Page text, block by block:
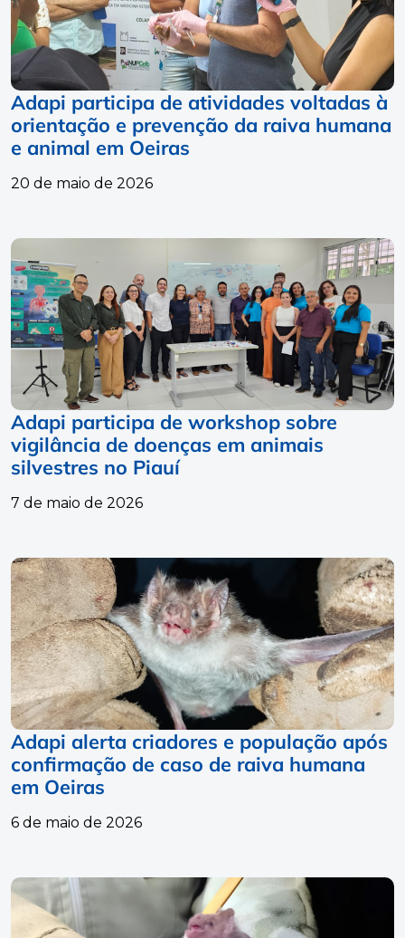
Adapi participa de atividades voltadas à
orientação e prevenção da raiva humana
e animal em Oeiras
20 de maio de 2026
Adapi participa de workshop sobre
vigilância de doenças em animais
silvestres no Piauí
7 de maio de 2026
Adapi alerta criadores e população após
confirmação de caso de raiva humana
em Oeiras
6 de maio de 2026